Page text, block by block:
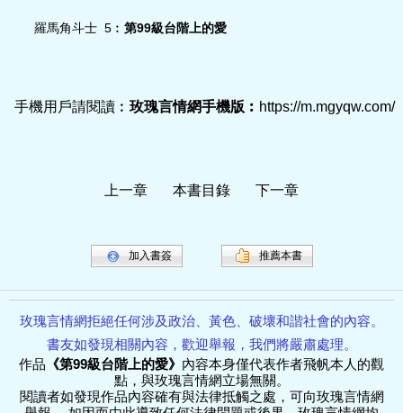
羅馬角斗士 5︰ 第99級台階上的愛
手機用戶請閱讀︰ 玫瑰言情網手機版︰ https://m.mgyqw.com/
上一章 本書目錄 下一章
加入書簽 推薦本書
玫瑰言情網拒絕任何涉及政治、黃色、破壞和諧社會的內容。
書友如發現相關內容，歡迎舉報，我們將嚴肅處理。
作品 《第99級台階上的愛》 內容本身僅代表作者飛帆本人的觀
點，與玫瑰言情網立場無關。
閱讀者如發現作品內容確有與法律抵觸之處，可向玫瑰言情網